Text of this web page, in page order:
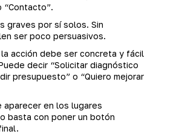
“Contacto”.
graves por sí solos. Sin
ser poco persuasivos.
la acción debe ser concreta y fácil
decir “Solicitar diagnóstico
presupuesto” o “Quiero mejorar
aparecer en los lugares
basta con poner un botón